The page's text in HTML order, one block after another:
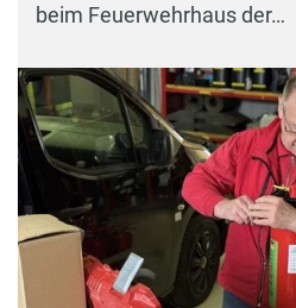
beim Feuerwehrhaus der…